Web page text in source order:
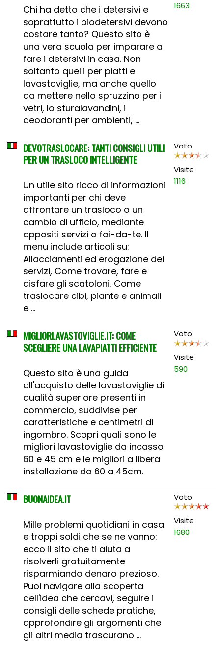
Chi ha detto che i detersivi e
soprattutto i biodetersivi devono
costare tanto? Questo sito è
una vera scuola per imparare a
fare i detersivi in casa. Non
soltanto quelli per piatti e
lavastoviglie, ma anche quello
da mettere nello spruzzino per i
vetri, lo sturalavandini, i
deodoranti per ambienti, ...
1663
DEVOTRASLOCARE: TANTI CONSIGLI UTILI
PER UN TRASLOCO INTELLIGENTE
Un utile sito ricco di informazioni
importanti per chi deve
affrontare un trasloco o un
cambio di ufficio, mediante
appositi servizi o fai-da-te. Il
menu include articoli su:
Allacciamenti ed erogazione dei
servizi, Come trovare, fare e
disfare gli scatoloni, Come
traslocare cibi, piante e animali
e ...
Voto
Visite
1116
MIGLIORLAVASTOVIGLIE.IT: COME
SCEGLIERE UNA LAVAPIATTI EFFICIENTE
Questo sito è una guida
all'acquisto delle lavastoviglie di
qualità superiore presenti in
commercio, suddivise per
caratteristiche e centimetri di
ingombro. Scopri quali sono le
migliori lavastoviglie da incasso
60 e 45 cm e le migliori a libera
installazione da 60 a 45cm.
Voto
Visite
590
BUONAIDEA.IT
Mille problemi quotidiani in casa
e troppi soldi che se ne vanno:
ecco il sito che ti aiuta a
risolverli gratuitamente
risparmiando denaro prezioso.
Puoi navigare alla scoperta
dell'idea che cercavi, seguire i
consigli delle schede pratiche,
approfondire gli argomenti che
gli altri media trascurano ...
Voto
Visite
1680